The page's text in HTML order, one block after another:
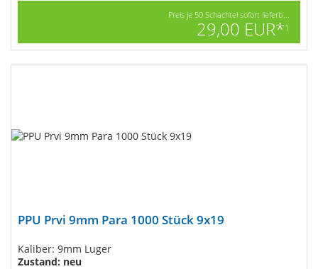
Preis je 50 Schachtel sofort lieferb...
29,00 EUR*1
PPU Prvi 9mm Para 1000 Stück 9x19
Kaliber: 9mm Luger
Zustand: neu